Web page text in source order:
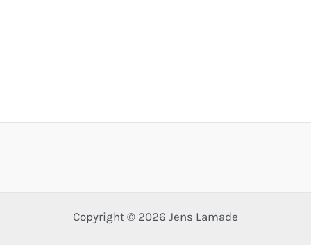
Copyright © 2026 Jens Lamade